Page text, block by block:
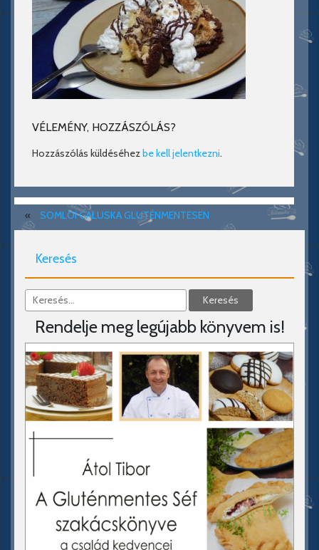
VÉLEMÉNY, HOZZÁSZÓLÁS?
Hozzászólás küldéséhezbe kell jelentkezni.
« SOMLÓI GALUSKA GLUTÉNMENTESEN
Keresés
Rendelje meg legújabb könyvem is!